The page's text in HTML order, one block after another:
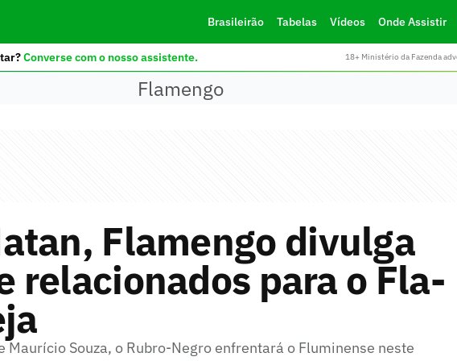
Brasileirão Tabelas Vídeos Onde Assistir
Converse com o nosso assistente. 18+ Ministério da Fazenda
Flamengo
Flamengo divulga
relacionados para o Fla-
Maurício Souza, o Rubro-Negro enfrentará o Fluminense neste